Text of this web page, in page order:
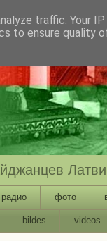
радио фото
bildes videos
traffic. Your
to ensure quality